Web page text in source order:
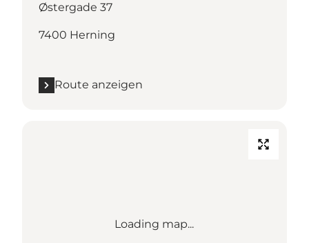
Østergade 37
7400 Herning
Route anzeigen
Loading map...